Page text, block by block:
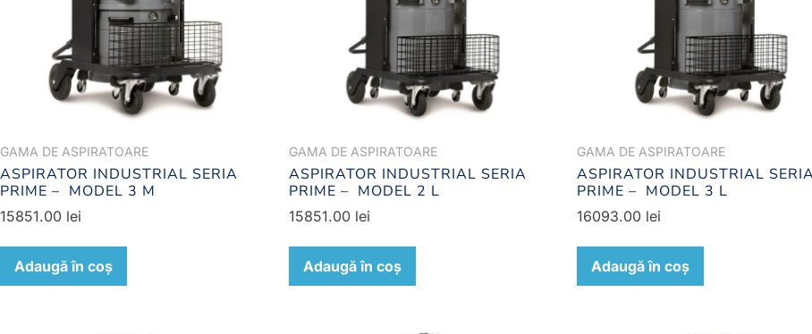
GAMA DE ASPIRATOARE
ASPIRATOR INDUSTRIAL SERIA
PRIME – MODEL 3 M
15851.00 lei
Adaugă în coș
GAMA DE ASPIRATOARE
ASPIRATOR INDUSTRIAL SERIA
PRIME – MODEL 2 L
15851.00 lei
Adaugă în coș
GAMA DE ASPIRATOARE
ASPIRATOR INDUSTRIAL
PRIME – MODEL 3 L
16093.00 lei
Adaugă în coș